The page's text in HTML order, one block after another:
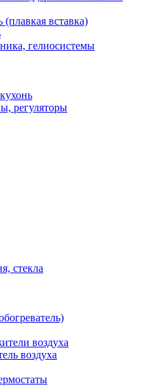
вставка)
гелиосистемы
регуляторы
стекла
воздуха
воздуха